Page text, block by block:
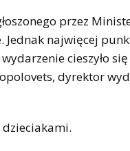
przez
najwięcej
cieszyło
dyrektor